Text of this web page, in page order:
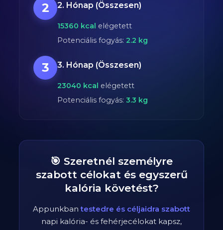
2 2. Hónap (Összesen)
15360 kcal elégetett
Potenciális fogyás: 2.2 kg
3 3. Hónap (Összesen)
23040 kcal elégetett
Potenciális fogyás:3.3 kg
🎯 Szeretnél személyre
szabott célokat és egyszerű
kalória követést?
Appunkbantestedre és céljaidra szabott
napi kalória- és fehérjecélokat kapsz,